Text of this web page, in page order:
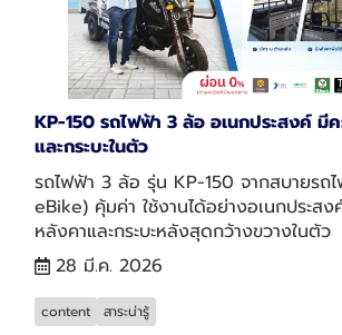
KP-150 รถไฟฟ้า 3 ล้อ อเนกประสงค์ มี
และกระบะในตัว
รถไฟฟ้า 3 ล้อ รุ่น KP-150 จากสบายรถ
eBike) คุ้มค่า ใช้งานได้อย่างอเนกประส
หลังคาและกระบะหลังสุดกว้างขวางในตัว
28 มี.ค. 2026
content สาระน่ารู้